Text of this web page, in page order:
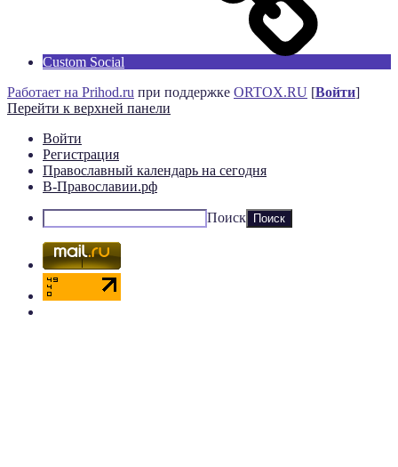
Custom Social
Работает на Prihod.ru при поддержке ORTOX.RU [Войти]
Перейти к верхней панели
Войти
Регистрация
Православный календарь на сегодня
В-Православии.рф
Поиск